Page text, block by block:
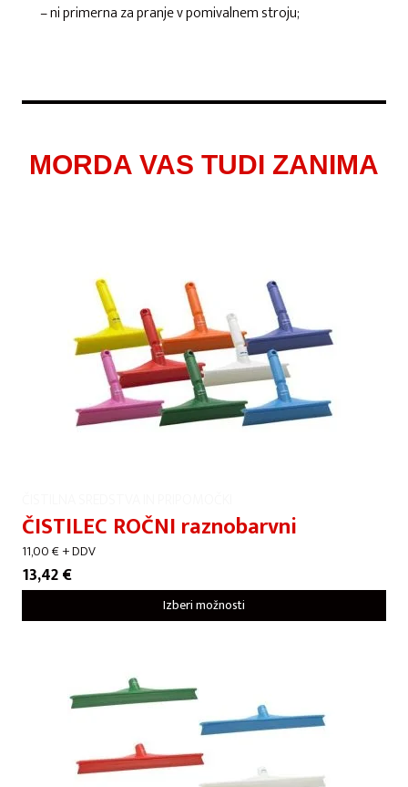
– ni primerna za pranje v pomivalnem stroju;
MORDA VAS TUDI ZANIMA
ČISTILEC ROČNI raznobarvni
11,00€+ DDV
13,42€
Izberi možnosti